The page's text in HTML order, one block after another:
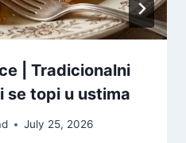
| Tradicionalni
se topi u ustima
July 25, 2026